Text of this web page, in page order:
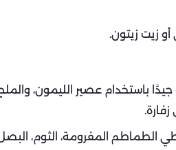
باستخدام عصير الليمون،
زفارة.
الطماطم المفرومة، الثوم،